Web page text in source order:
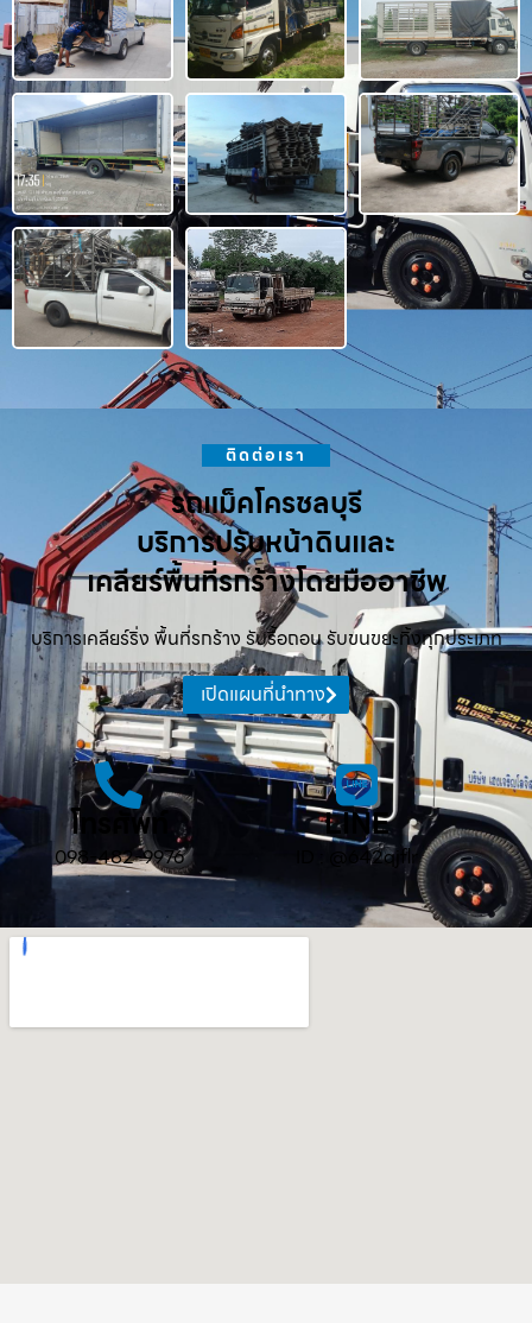
ติดต่อเรา
รถแม็คโครชลบุรี
บริการปรับหน้าดินและ
เคลียร์พื้นที่รกร้างโดยมืออาชีพ
บริการเคลียร์ริ่ง พื้นที่รกร้าง รับรื้อถอน รับขนขยะทิ้งทุกประเภท
เปิดแผนที่นำทาง
โทรศัพท์
098-482-9976
LINE
ID : @642qjflr